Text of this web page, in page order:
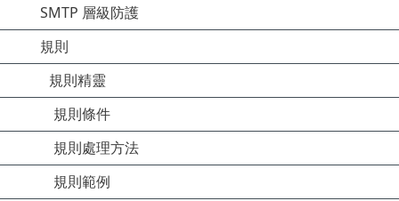
SMTP 層級防護
規則
規則精靈
規則條件
規則處理方法
規則範例